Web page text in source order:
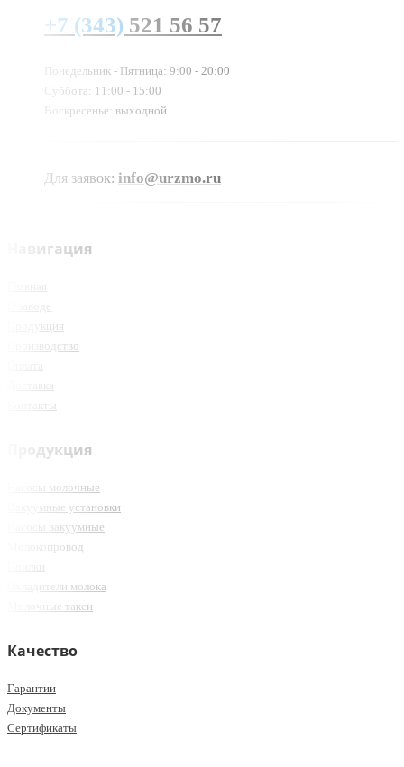
+7 (343) 521 56 57
Понедельник - Пятница: 9:00 - 20:00
Суббота: 11:00 - 15:00
Воскресенье: выходной
Для заявок: info@urzmo.ru
Навигация
Главная
О заводе
Продукция
Производство
Доставка
Контакты
Продукция
Насосы молочные
Вакуумные установки
Насосы вакуумные
Молокопровод
Охладители молока
Молочные такси
Качество
Гарантии
Документы
Сертификаты